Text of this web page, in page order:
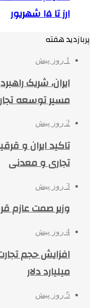
ارز تا ۱۵ شهریور
پربازدید هفته
1 روز پیش
ایران، شریک
مسیر توسعه
2 روز پیش
تاکید ایران و
تجاری و معدنی
3 روز پیش
وزیر صمت عازم
4 روز پیش
میلیارد دلار
5 روز پیش